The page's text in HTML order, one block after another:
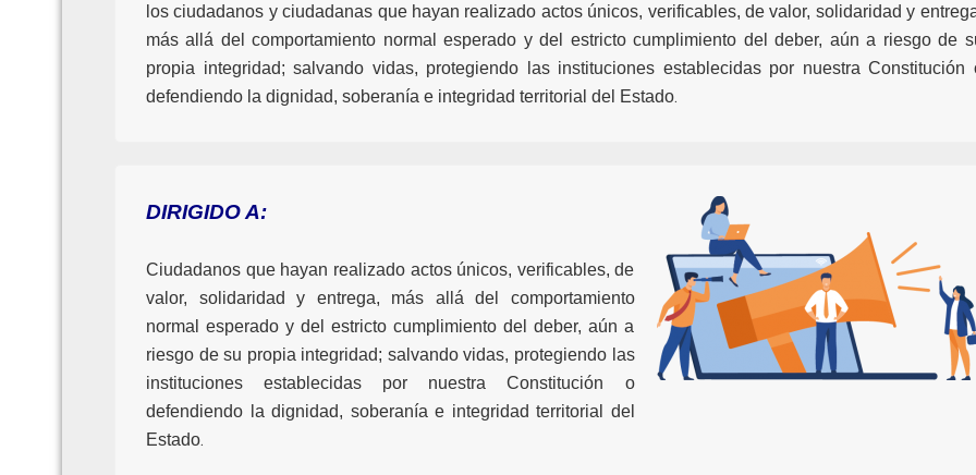
los ciudadanos y ciudadanas que hayan realizado actos únicos, verificables, de valor, solidaridad y
más allá del comportamiento normal esperado y del estricto cumplimiento del deber, aún a riesgo de
propia integridad; salvando vidas, protegiendo las instituciones establecidas por nuestra Constitución
defendiendo la dignidad, soberanía e integridad territorial del Estado.
DIRIGIDO A:
Ciudadanos que hayan realizado actos únicos, verificables, de
valor, solidaridad y entrega, más allá del comportamiento
normal esperado y del estricto cumplimiento del deber, aún a
riesgo de su propia integridad; salvando vidas, protegiendo las
instituciones establecidas por nuestra Constitución o
defendiendo la dignidad, soberanía e integridad territorial del
Estado.